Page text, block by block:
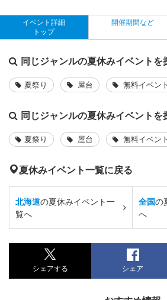
イベント詳細
トップ
開催期間など
同じジャンルの夏休みイベントを
夏祭り 屋台 無料イベント
同じジャンルの夏休みイベントを
夏祭り 屋台 無料イベント
夏休みイベント一覧に戻る
北海道の夏休みイベント一
覧へ
全国の
へ
シェアする シェア